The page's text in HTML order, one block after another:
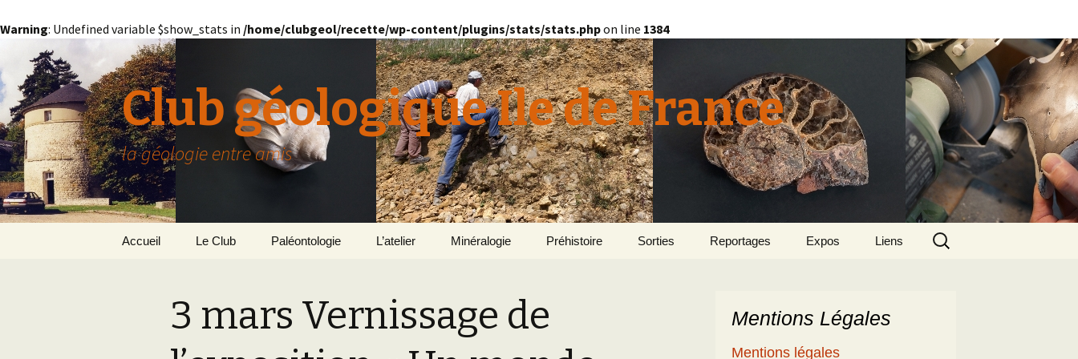
Warning: Undefined variable $show_stats in /home/clubgeol/recette/wp-content/plugins/stats/stats.phpon line 1384
Club géologique Ile de France
la géologie entre amis
Accueil Le Club
Paris
Paléontologie
Le Bassin Parisien
Géomorphologie du
Bassin Parisien
GRIGNON – 78 Le Domaine de Grignon
L’atelier Minéralogie Préhistoire Sorties Reportages
Henri
Le patrimoine
Expos Liens
Rechercher :
3 mars Vernissage de
Mentions Légales
Mentions légales